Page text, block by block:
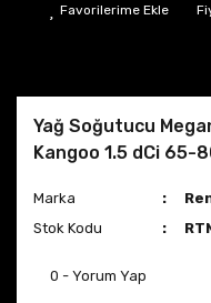
Yağ Soğutucu
Kangoo 1.5 dCi 65-
Marka
Stok Kodu
0 - Yorum Yap